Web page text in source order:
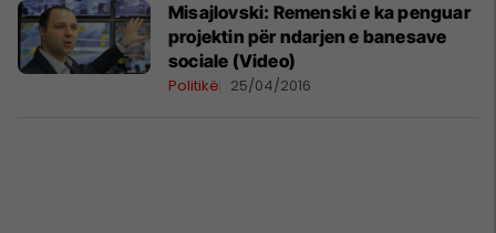
Misajlovski: Remenski e ka penguar
projektin për ndarjen e banesave
sociale (Video)
Politikë 25/04/2016